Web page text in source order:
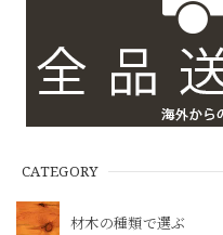
CATEGORY
材木の種類で選ぶ